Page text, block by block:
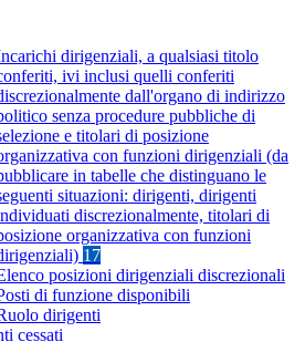
dirigenziali, a qualsiasi titolo
ivi inclusi quelli conferiti
dall'organo di indirizzo
senza procedure pubbliche di
e titolari di posizione
con funzioni dirigenziali (da
in tabelle che distinguano le
situazioni: dirigenti, dirigenti
discrezionalmente, titolari di
organizzativa con funzioni
17
posizioni dirigenziali discrezionali
di funzione disponibili
dirigenti
cessati